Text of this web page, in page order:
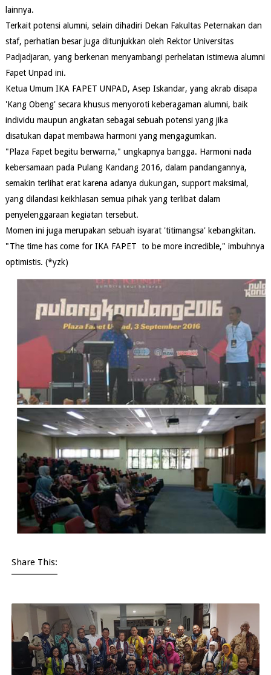
lainnya.
Terkait potensi alumni, selain dihadiri Dekan Fakultas Peternakan dan
staf, perhatian besar juga ditunjukkan oleh Rektor Universitas
Padjadjaran, yang berkenan menyambangi perhelatan istimewa alumni
Fapet Unpad ini.
Ketua Umum IKA FAPET UNPAD, Asep Iskandar, yang akrab disapa
'Kang Obeng' secara khusus menyoroti keberagaman alumni, baik
individu maupun angkatan sebagai sebuah potensi yang jika
disatukan dapat membawa harmoni yang mengagumkan.
"Plaza Fapet begitu berwarna," ungkapnya bangga. Harmoni nada
kebersamaan pada Pulang Kandang 2016, dalam pandangannya,
semakin terlihat erat karena adanya dukungan, support maksimal,
yang dilandasi keikhlasan semua pihak yang terlibat dalam
penyelenggaraan kegiatan tersebut.
Momen ini juga merupakan sebuah isyarat 'titimangsa' kebangkitan.
"The time has come for IKA FAPET to be more incredible," imbuhnya
optimistis. (*yzk)
Share This: